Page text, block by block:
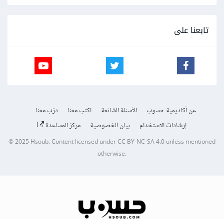
تابعنا على
عن أكاديمية حسوب الأسئلة الشائعة اكتب معنا
درّب معنا
إرشادات الاستخدام
بيان الخصوصية مركز المساعدة
© 2025Hsoub.Content licensed underCC BY-NC-SA 4.0unless mentioned
otherwise.